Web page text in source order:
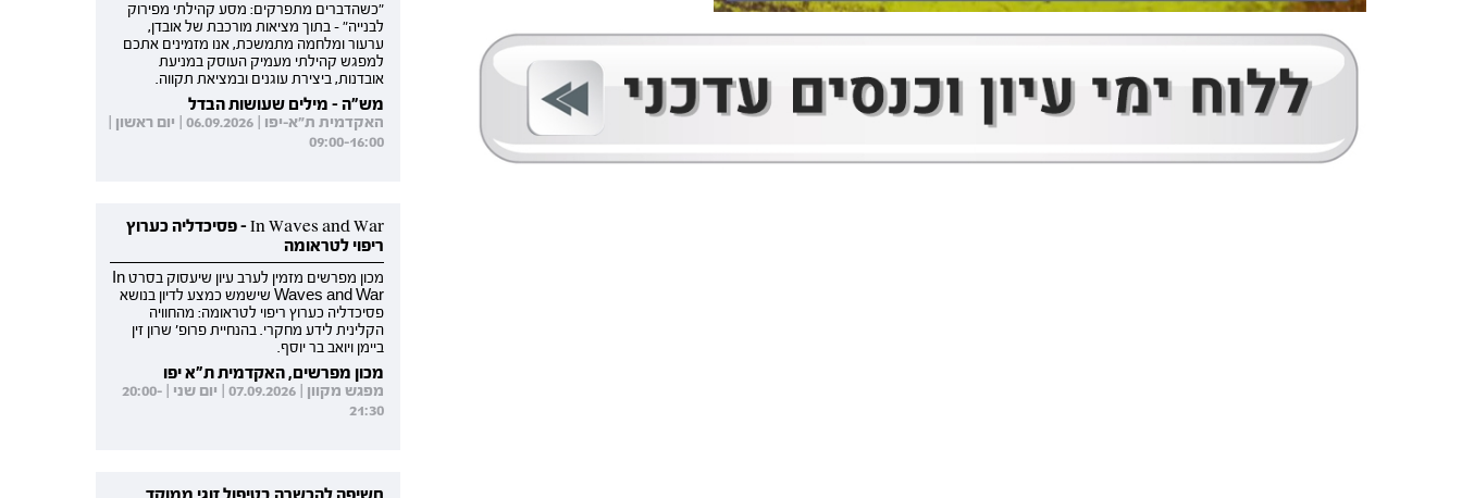
"כשהדברים מתפרקים: מסע קהילתי מפירוק
לבנייה" - בתוך מציאות מורכבת של אובדן,
ערעור ומלחמה מתמשכת, אנו מזמינים אתכם
למפגש קהילתי מעמיק העוסק במניעת
אובדנות, ביצירת עוגנים ובמציאת תקווה.
מש"ה - מילים שעושות הבדל
האקדמית ת"א-יפו | 06.09.2026 | יום ראשון |
09:00-16:00
In Waves and War - פסיכדליה כערוץ
ריפוי לטראומה
מכון מפרשים מזמין לערב עיון שיעסוק בסרט In
Waves and War שישמש כמצע לדיון בנושא
פסיכדליה כערוץ ריפוי לטראומה: מהחוויה
הקלינית לידע מחקרי. בהנחיית פרופ' שרון זין
ביימן ויואב בר יוסף.
מכון מפרשים, האקדמית ת"א יפו
מפגש מקוון | 07.09.2026 | יום שני | 20:00-
21:30